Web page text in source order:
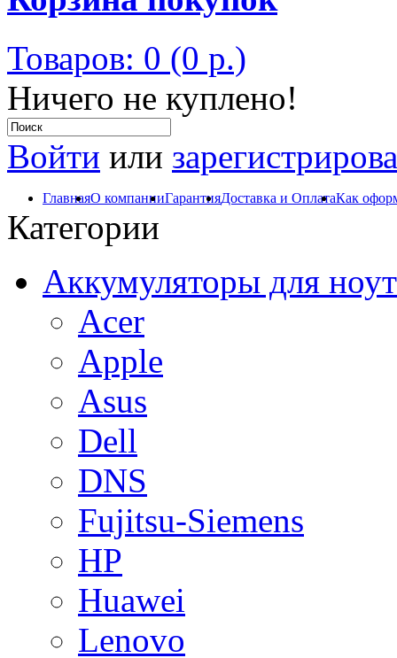
Товаров: 0 (0 р.)
Ничего не куплено!
Войти или
ГлавнаяО компанииГарантияДоставка и ОплатаКак
Категории
Аккумуляторы для
Acer
Apple
Asus
Dell
DNS
Fujitsu-Siemens
HP
Huawei
Lenovo